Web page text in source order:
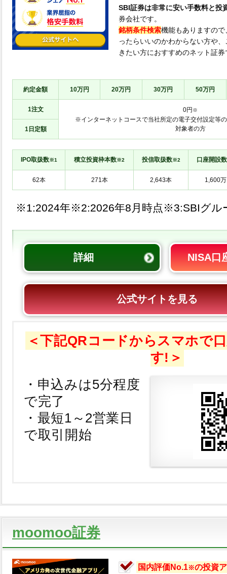
SBI証券は非常に安い手数料と投
券会社です。
銘柄条件検索機能もありますの
ったらいいのかわからない方や
きたい方におすすめのネット証券
約定金額 10万円 20万円 30万円 50万円
1注文 0円※
※インターネットコースで当社所定の電子交付設定等
対象者の方
1日定額
IPO取扱数※1 積立投資枠本数※2 投信取扱数※2 口座開設数
※1: ※2: ※3:SBIグル
詳細 NISA口
公式サイトを見る
＜下記QRコードからスマホで
す!＞
・申込みは5分程度
で完了
・最短1～2営業日
で取引開始
moomoo証券
国内評価No.1※の投資